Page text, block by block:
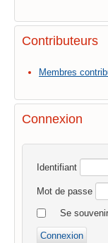
Contributeurs
Membres
Connexion
Identifiant
Mot de passe
Se